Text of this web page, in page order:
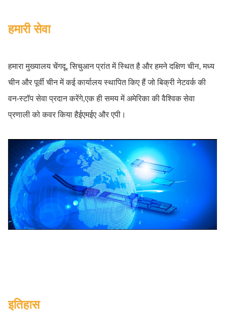
हमारी सेवा
हमारा मुख्यालय चेंगदू, सिचुआन प्रांत में स्थित है और हमने दक्षिण चीन, मध्य
चीन और पूर्वी चीन में कई कार्यालय स्थापित किए हैं जो बिक्री नेटवर्क की
वन-स्टॉप सेवा प्रदान करेंगे,एक ही समय में अमेरिका की वैश्विक सेवा
प्रणाली को कवर किया हैईएमईए और एपी।
इतिहास